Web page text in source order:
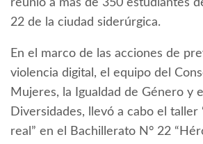
reunió a más de 350 estudiantes
22 de la ciudad siderúrgica.
En el marco de las acciones de
violencia digital, el equipo del
Mujeres, la Igualdad de Género y
Diversidades, llevó a cabo el taller
real” en el Bachillerato N° 22